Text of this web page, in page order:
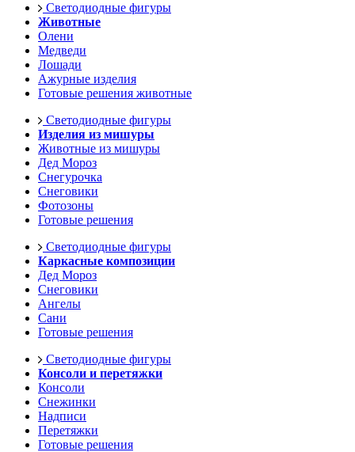
Светодиодные фигуры
Животные
Олени
Медведи
Лошади
Ажурные изделия
Готовые решения животные
Светодиодные фигуры
Изделия из мишуры
Животные из мишуры
Дед Мороз
Снегурочка
Снеговики
Фотозоны
Готовые решения
Светодиодные фигуры
Каркасные композиции
Дед Мороз
Снеговики
Ангелы
Сани
Готовые решения
Светодиодные фигуры
Консоли и перетяжки
Консоли
Снежинки
Надписи
Перетяжки
Готовые решения